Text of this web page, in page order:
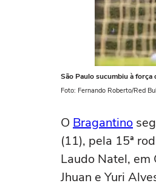
São Paulo sucumbiu à força
Foto: Fernando Roberto/Red
O Bragantino
(11), pela 15ª
Laudo Natel, em
Jhuan e Yuri